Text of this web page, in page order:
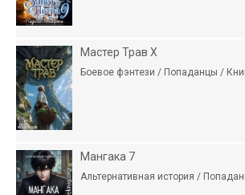
Мастер Трав X
Боевое фэнтези / Попаданцы /
Мангака 7
Альтернативная история /